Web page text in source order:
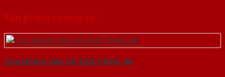
Sản phẩm tương tự
Cửa Nhôm Vân Gỗ SGD-CNVG-46